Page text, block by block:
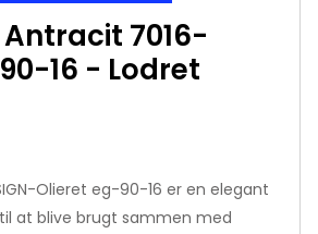
7016-
16 - Lodret
Olieret eg-90-16 er en elegant
at blive brugt sammen med